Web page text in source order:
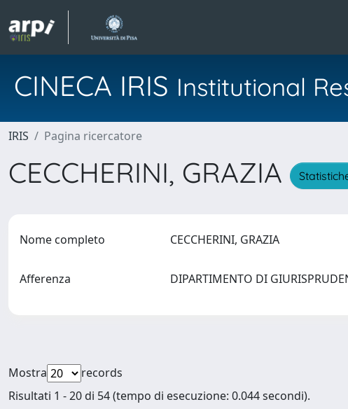
CINECA IRIS Institutional
IRIS Pagina ricercatore
CECCHERINI, GRAZIA
Nome completo CECCHERINI, GRAZIA
Afferenza DIPARTIMENTO DI
Mostra
records
Risultati 1 - 20 di 54 (tempo di esecuzione: 0.044 secondi).